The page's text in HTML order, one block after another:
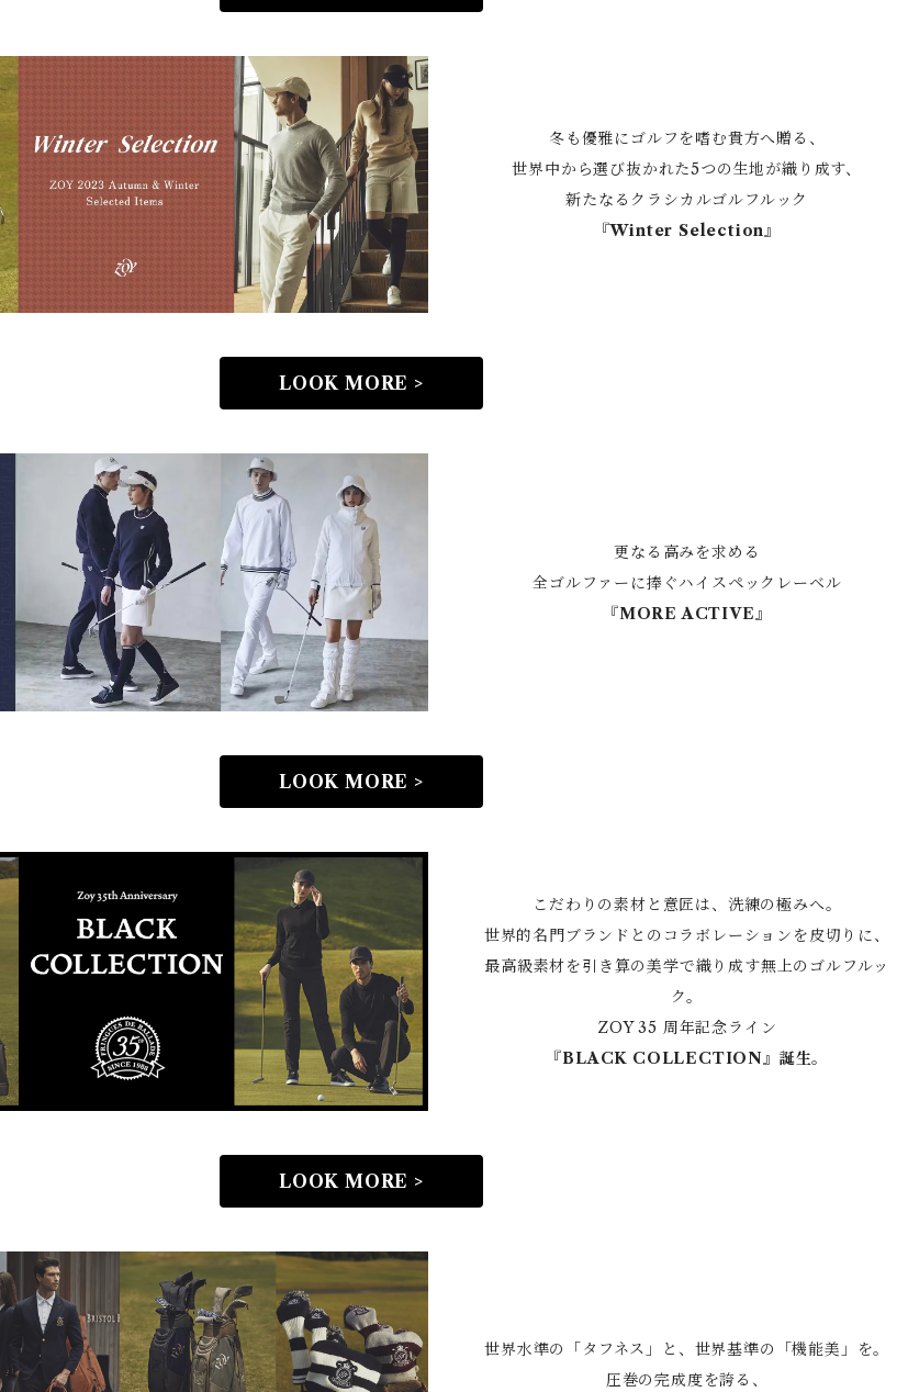
冬も優雅にゴルフを嗜む貴方へ贈る、
世界中から選び抜かれた5つの生地が織り成す、
新たなるクラシカルゴルフルック
『Winter Selection』
LOOK MORE >
更なる高みを求める
全ゴルファーに捧ぐハイスペックレーベル
『MORE ACTIVE』
LOOK MORE >
こだわりの素材と意匠は、洗練の極みへ。
世界的名門ブランドとのコラボレーションを皮切りに、
最高級素材を引き算の美学で織り成す無上のゴルフルッ
ク。
ZOY 35 周年記念ライン
『BLACK COLLECTION』誕生。
LOOK MORE >
世界水準の「タフネス」と、世界基準の「機能美」を。
圧巻の完成度を誇る、